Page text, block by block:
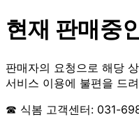
현재 판매중
판매자의 요청으로 해당
서비스 이용에 불편을 드
☎ 식봄 고객센터: 031-